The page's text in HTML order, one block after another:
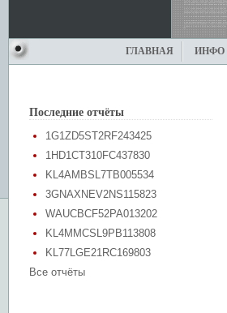
ГЛАВНАЯ ИНФО
Последние отчёты
1G1ZD5ST2RF243425
1HD1CT310FC437830
KL4AMBSL7TB005534
3GNAXNEV2NS115823
WAUCBCF52PA013202
KL4MMCSL9PB113808
KL77LGE21RC169803
Все отчёты